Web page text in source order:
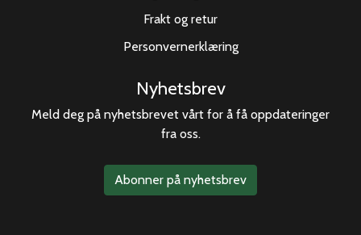
Frakt og retur
Personvernerklæring
Nyhetsbrev
Meld deg på nyhetsbrevet vårt for å få oppdateringer
fra oss.
Abonner på nyhetsbrev